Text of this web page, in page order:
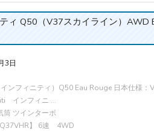
ィ Q50（V37スカイライン）AWD
3日
ンフィニティ）Q50 Eau Rouge 日本仕様：
インフィニ ...
筒 ツインターボ
】 6速 4WD